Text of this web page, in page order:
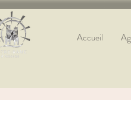
Accueil